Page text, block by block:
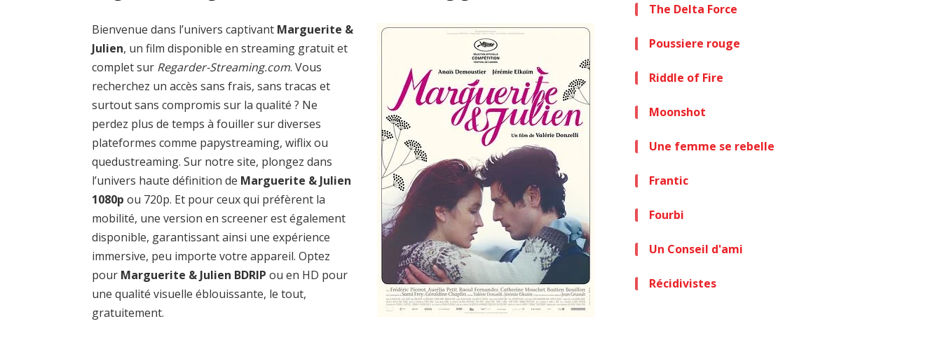
Bienvenue dans l’univers captivant Marguerite &
Julien, un film disponible en streaming gratuit et
complet sur Regarder-Streaming.com. Vous
recherchez un accès sans frais, sans tracas et
surtout sans compromis sur la qualité ? Ne
perdez plus de temps à fouiller sur diverses
plateformes comme papystreaming, wiflix ou
quedustreaming. Sur notre site, plongez dans
l’univers haute définition de Marguerite & Julien
1080p ou 720p. Et pour ceux qui préfèrent la
mobilité, une version en screener est également
disponible, garantissant ainsi une expérience
immersive, peu importe votre appareil. Optez
pour Marguerite & Julien BDRIP ou en HD pour
une qualité visuelle éblouissante, le tout,
gratuitement.
The Delta Force
Poussiere rouge
Riddle of Fire
Moonshot
Une femme se rebelle
Frantic
Fourbi
Un Conseil d'ami
Récidivistes